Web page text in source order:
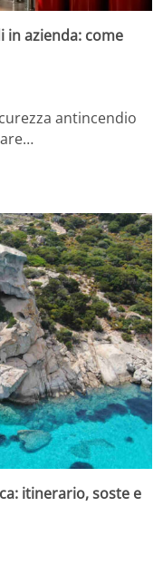
in azienda: come
antincendio
itinerario, soste e